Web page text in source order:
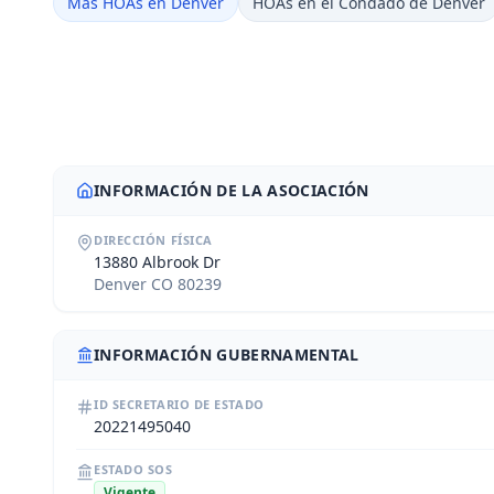
INFORMACIÓN DE LA ASOCIACIÓN
DIRECCIÓN FÍSICA
13880 Albrook Dr
Denver CO 80239
INFORMACIÓN GUBERNAMENTAL
ID SECRETARIO DE ESTADO
20221495040
ESTADO SOS